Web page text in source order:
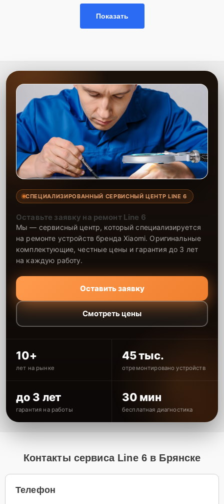
Показать
СПЕЦИАЛИЗИРОВАННЫЙ СЕРВИСНЫЙ ЦЕНТР LINE 6
Оставьте заявку на ремонт Line 6
Мы — сервисный центр, который специализируется
на ремонте устройств бренда Xiaomi. Оригинальные
комплектующие, честные цены и гарантия до 3 лет
на каждую работу.
Оставить заявку
Смотреть цены
10+
лет на рынке
45 тыс.
отремонтировано устройств
до 3 лет
гарантия на работы
30 мин
бесплатная диагностика
Контакты сервиса Line 6 в Брянске
Телефон